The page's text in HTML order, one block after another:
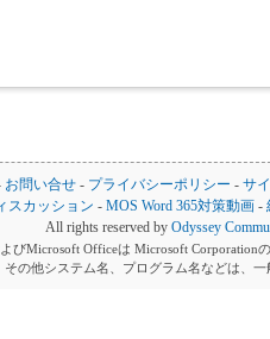
お問い合せ - プライバシーポリシー - サ
スカッション -MOS Word 365対策動画 -
All rights reserved by Odyssey
びMicrosoft Officeは Microsoft Corporation
その他システム名、プログラム名などは、